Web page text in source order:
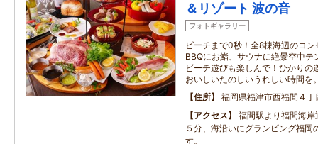
＆リゾート 波の音
フォトギャラリー
ビーチまで0秒！全8棟海辺のコ
BBQにお鮨、サウナに絶景空中
ビーチ遊びも楽しんで！ひかりの
おいしいたのしいうれしい時間を
住所
福岡県福津市西福間４丁
アクセス
福間駅より福間海
５分、海沿いにグランピング福岡
す。